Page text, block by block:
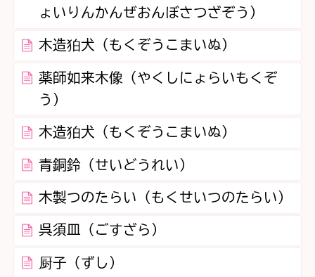
ょいりんかんぜおんぼさつざぞう）
木造狛犬（もくぞうこまいぬ）
薬師如来木像（やくしにょらいもくぞ
う）
木造狛犬（もくぞうこまいぬ）
青銅鈴（せいどうれい）
木製つのたらい（もくせいつのたらい）
呉須皿（ごすざら）
厨子（ずし）